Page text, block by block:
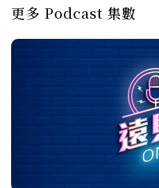
更多 Podcast 集數